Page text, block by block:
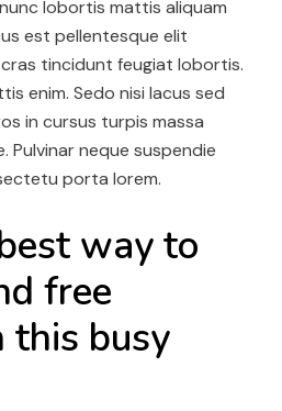
lobortis mattis aliquam
est pellentesque elit
tincidunt feugiat lobortis.
enim. Sedo nisi lacus sed
in cursus turpis massa
Pulvinar neque suspendie
porta lorem.
way to
free
this busy